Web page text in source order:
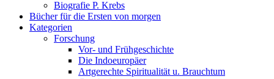
Biografie P. Krebs
Bücher für die Ersten von morgen
Kategorien
Forschung
Vor- und Frühgeschichte
Die Indoeuropäer
Artgerechte Spiritualität u. Brauchtum